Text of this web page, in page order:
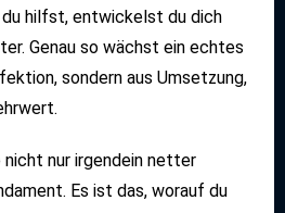
du hilfst, entwickelst du dich
Genau so wächst ein echtes
sondern aus Umsetzung,
nicht nur irgendein netter
Es ist das, worauf du